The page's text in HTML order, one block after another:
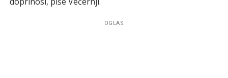
OGLAS